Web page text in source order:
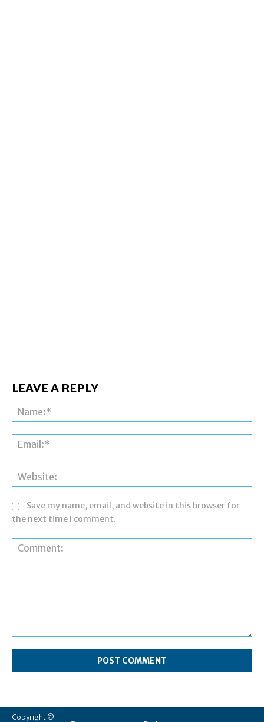
LEAVE A REPLY
Save my name, email, and website in this browser for
the next time I comment.
Copyright ©